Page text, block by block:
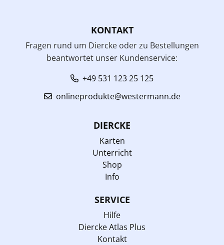
KONTAKT
Fragen rund um Diercke oder zu Bestellungen
beantwortet unser Kundenservice:
+49 531 123 25 125
onlineprodukte@westermann.de
DIERCKE
Karten
Unterricht
Shop
Info
SERVICE
Hilfe
Diercke Atlas Plus
Kontakt